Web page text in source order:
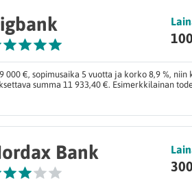
000 €, sopimusaika 5 vuotta ja korko 8,9 %,
summa 11 933,40 €. Esimerkkilainan
Bank